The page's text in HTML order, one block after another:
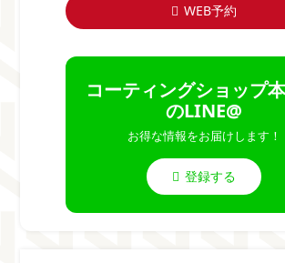
WEB予約
コーティングショップ
のLINE@
お得な情報をお届けします！
登録する